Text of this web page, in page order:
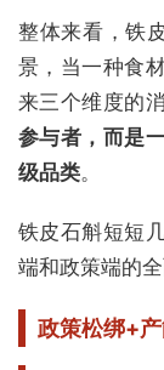
整体来看，铁
景，当一种食
来三个维度的
参与者，而是
级品类。
铁皮石斛短短
端和政策端的全
政策松绑+